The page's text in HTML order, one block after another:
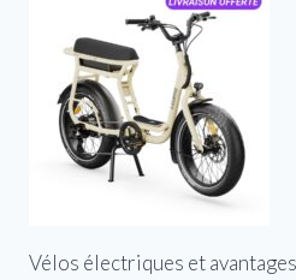
Vélos électriques et